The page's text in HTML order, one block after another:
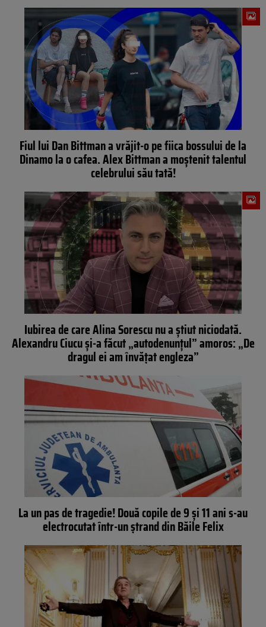
Fiul lui Dan Bittman a vrăjit-o pe fiica bossului de la
Dinamo la o cafea. Alex Bittman a moștenit talentul
celebrului său tată!
Iubirea de care Alina Sorescu nu a știut niciodată.
Alexandru Ciucu și-a făcut „autodenunțul” amoros: „De
dragul ei am învățat engleza”
La un pas de tragedie! Două copile de 9 și 11 ani s-au
electrocutat într-un ștrand din Băile Felix